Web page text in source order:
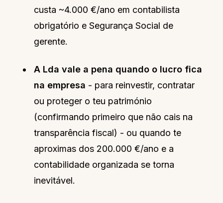
custa ~4.000 €/ano em contabilista
obrigatório e Segurança Social de
gerente.
A Lda vale a pena quando o lucro fica
na empresa - para reinvestir, contratar
ou proteger o teu património
(confirmando primeiro que não cais na
transparência fiscal) - ou quando te
aproximas dos 200.000 €/ano e a
contabilidade organizada se torna
inevitável.